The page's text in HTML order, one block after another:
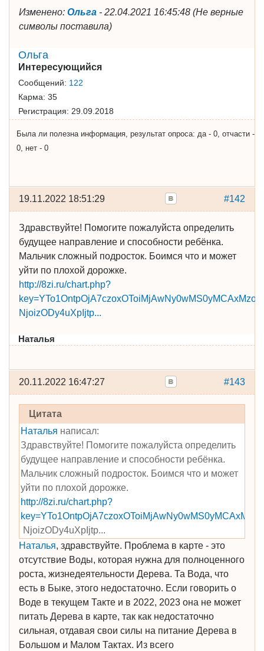
Изменено: Ольга - 22.04.2021 16:45:48 (Не верные
символы поставила)
Ольга
Интересующийся
Сообщений: 122
Карма: 35
Регистрация: 29.09.2018
Была ли полезна информация, результат опроса: да - 0, отчасти -
0, нет - 0
#142
19.11.2022 18:51:29
Здравствуйте! Помогите пожалуйста определить
будущее направление и способности ребёнка.
Мальчик сложный подросток. Боимся что и может
уйти по плохой дорожке.
http://8zi.ru/chart.php?
­NjoizODy4uXpIjtp...
Наталья
#143
20.11.2022 16:47:27
Цитата
Наталья написал:
Здравствуйте! Помогите пожалуйста определить
будущее направление и способности ребёнка.
Мальчик сложный подросток. Боимся что и может
уйти по плохой дорожке.
http://8zi.ru/chart.php?
­NjoizODy4uXpIjtp...
Наталья, здравствуйте. Проблема в карте - это
отсутствие Воды, которая нужна для полноценного
роста, жизнедеятельности Дерева. Та Вода, что
есть в Быке, этого недостаточно. Если говорить о
Воде в текущем Такте и в 2022, 2023 она не может
питать Дерева в карте, так как недостаточно
сильная, отдавая свои силы на питание Дерева в
Большом и Малом Тактах. Из всего